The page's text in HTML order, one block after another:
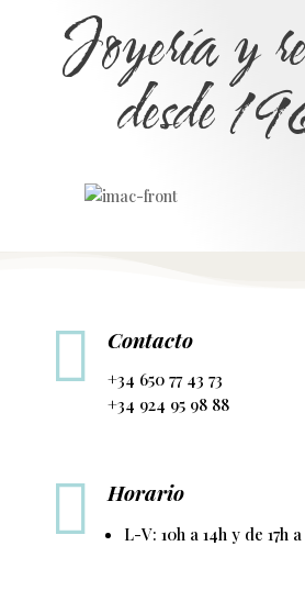
Joyería y
desde
 Contacto
+34 650 77 43 73
+34 924 95 98 88
 Horario
L-V: 10h a 14h y de 17h a